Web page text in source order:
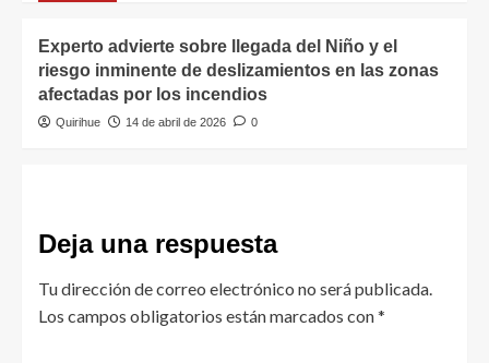
Experto advierte sobre llegada del Niño y el
riesgo inminente de deslizamientos en las zonas
afectadas por los incendios
Quirihue 14 de abril de 2026 0
Deja una respuesta
Tu dirección de correo electrónico no será publicada.
Los campos obligatorios están marcados con*